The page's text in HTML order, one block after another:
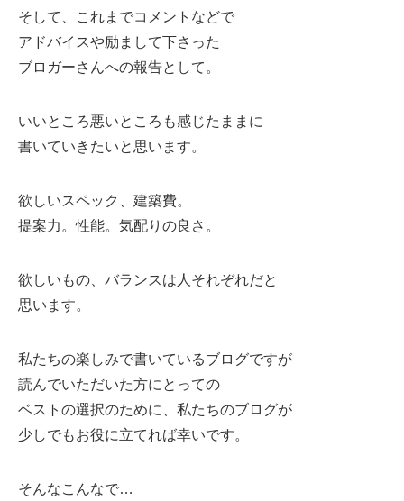
そして、これまでコメントなどで
アドバイスや励まして下さった
ブロガーさんへの報告として。
いいところ悪いところも感じたままに
書いていきたいと思います。
欲しいスペック、建築費。
提案力。性能。気配りの良さ。
欲しいもの、バランスは人それぞれだと
思います。
私たちの楽しみで書いているブログですが
読んでいただいた方にとっての
ベストの選択のために、私たちのブログが
少しでもお役に立てれば幸いです。
そんなこんなで…